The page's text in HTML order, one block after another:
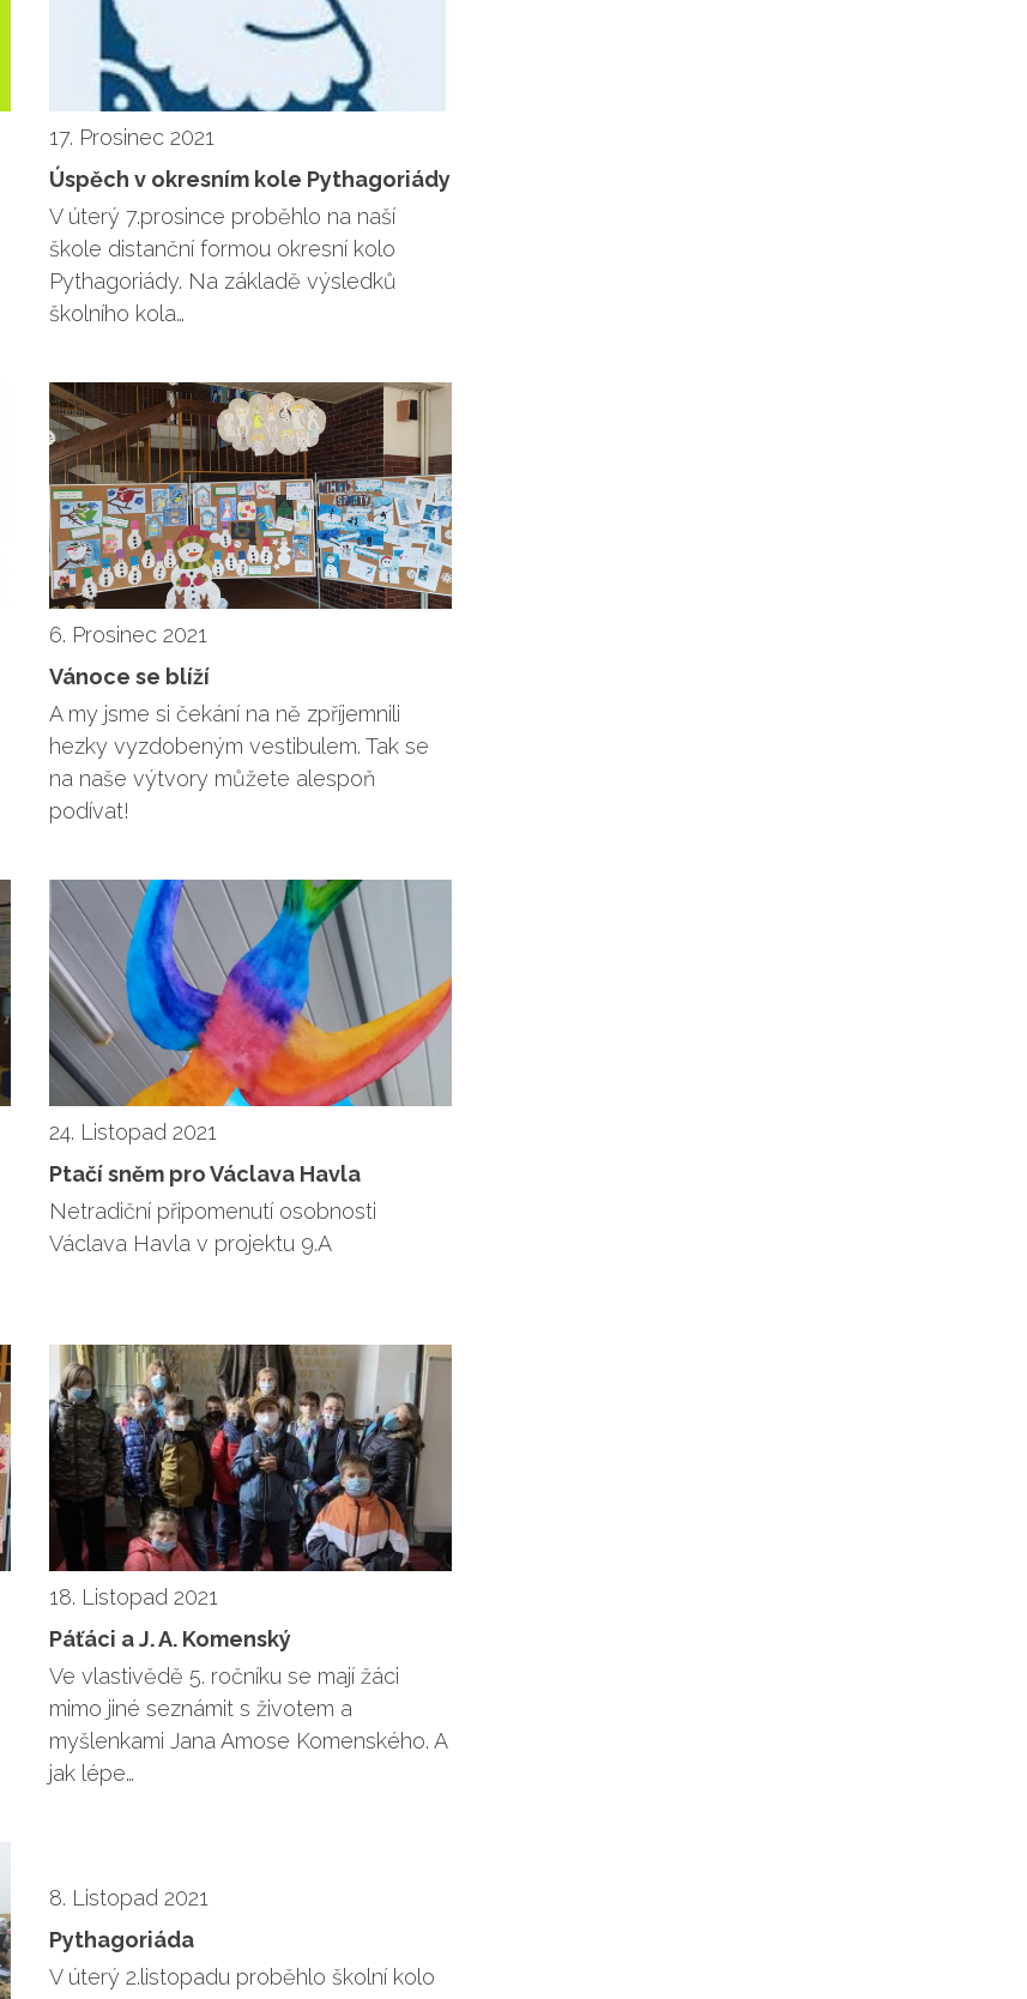
17. Prosinec 2021
Úspěch v okresním kole Pythagoriády
V úterý 7.prosince proběhlo na naší
škole distanční formou okresní kolo
Pythagoriády. Na základě výsledků
školního kola…
6. Prosinec 2021
Vánoce se blíží
A my jsme si čekání na ně zpříjemnili
hezky vyzdobeným vestibulem. Tak se
na naše výtvory můžete alespoň
podívat!
24. Listopad 2021
Ptačí sněm pro Václava Havla
Netradiční připomenutí osobnosti
Václava Havla v projektu 9.A
18. Listopad 2021
Páťáci a J. A. Komenský
Ve vlastivědě 5. ročníku se mají žáci
mimo jiné seznámit s životem a
myšlenkami Jana Amose Komenského. A
jak lépe…
8. Listopad 2021
Pythagoriáda
V úterý 2.listopadu proběhlo školní kolo